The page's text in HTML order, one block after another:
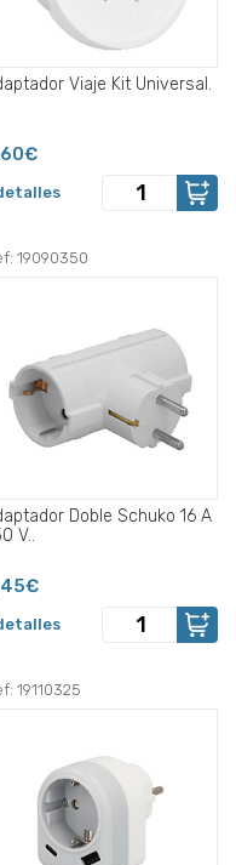
Viaje Kit Universal.
19090350
Doble Schuko 16 A
V..
19110325